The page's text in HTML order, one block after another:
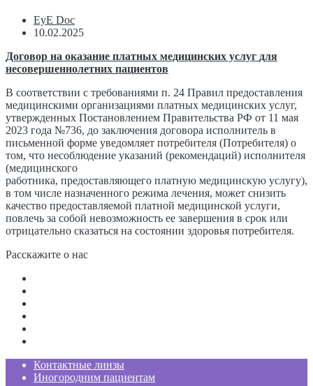
EyE Doc
10.02.2025
Договор на оказание платных медицинских услуг для
несовершеннолетних пациентов
В соответствии с требованиями п. 24 Правил предоставления
медицинскими организациями платных медицинских услуг,
утвержденных Постановлением Правительства РФ от 11 мая
2023 года №736, до заключения договора исполнитель в
письменной форме уведомляет потребителя (Потребителя) о
том, что несоблюдение указаний (рекомендаций) исполнителя
(медицинского
работника, предоставляющего платную медицинскую услугу),
в том числе назначенного режима лечения, может снизить
качество предоставляемой платной медицинской услуги,
повлечь за собой невозможность ее завершения в срок или
отрицательно сказаться на состоянии здоровья потребителя.
Расскажите о нас
Контактные линзы
Иногородним пациентам